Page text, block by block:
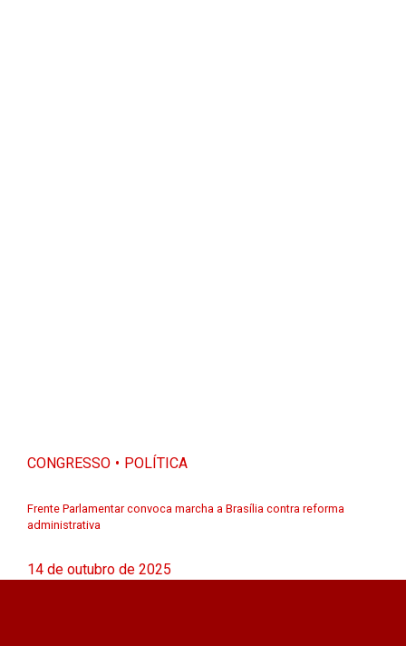
CONGRESSO POLÍTICA
Frente Parlamentar convoca marcha a Brasília contra reforma
administrativa
14 de outubro de 2025